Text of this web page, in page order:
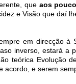
que aos
e Visão que daí
em direcção à
inverso, estará a
teórica Evolução
e serem